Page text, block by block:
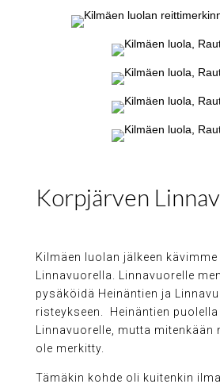
Korpjärven
Kilmäen luolan jälkeen
Linnavuorella. Linnavuorelle
pysäköidä Heinäntien ja
risteykseen. Heinäntien
Linnavuorelle, mutta mitenkään
ole merkitty.
Tämäkin kohde oli kuitenkin